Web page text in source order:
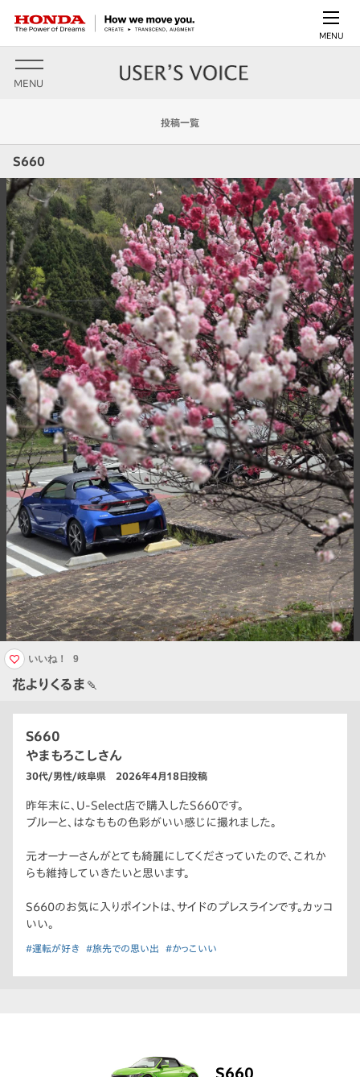
MENU
MENU
投稿一覧
S660
花よりくるま🍡
いいね！ 9
S660
やまもろこしさん
30代/男性/岐阜県 2026年4月18日投稿
昨年末に、U-Select店で購入したS660です。
ブルーと、はなももの色彩がいい感じに撮れました。
元オーナーさんがとても綺麗にしてくださっていたので、これか
らも維持していきたいと思います。
S660のお気に入りポイントは、サイドのプレスラインです。カッコ
いい。
#運転が好き #旅先での思い出 #かっこいい
S660